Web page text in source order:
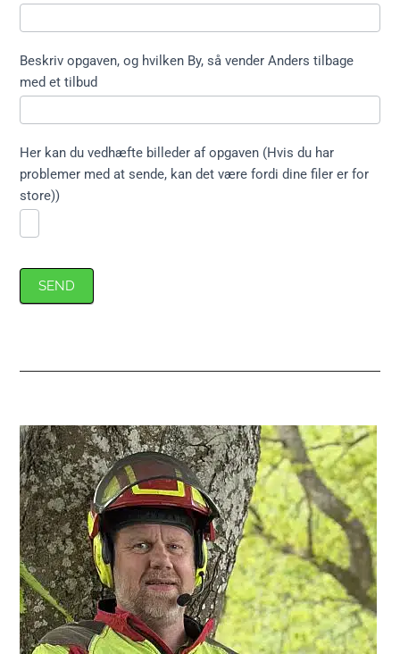
Beskriv opgaven, og hvilken By, så vender Anders tilbage
med et tilbud
Her kan du vedhæfte billeder af opgaven (Hvis du har
problemer med at sende, kan det være fordi dine filer er for
store))
SEND
Primær
Sidebar